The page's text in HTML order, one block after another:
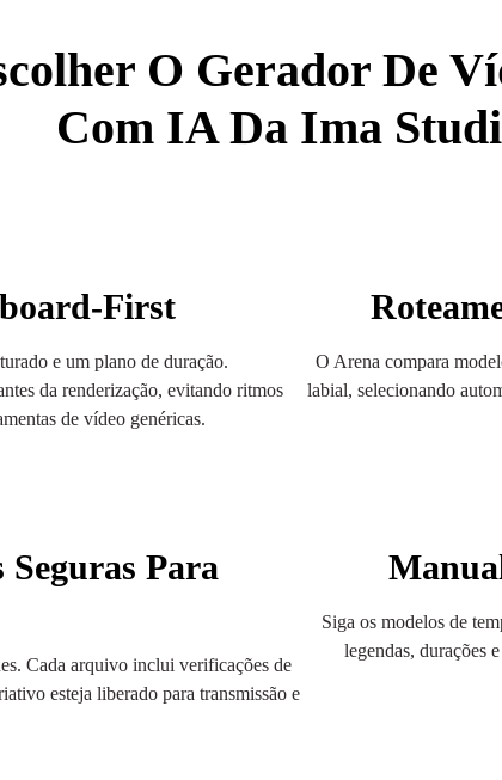
O Gerador De
Com IA Da Ima
First
e um plano de duração.
da renderização, evitando ritmos
de vídeo genéricas.
O Arena compara
labial, selecionando
Seguras Para
Cada arquivo inclui verificações de
esteja liberado para transmissão e
Siga os modelos de
legendas, durações